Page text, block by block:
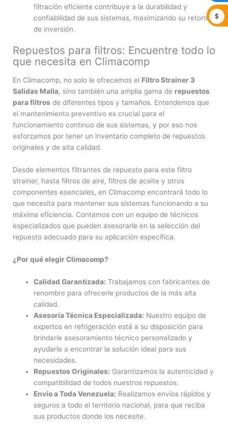
filtración eficiente contribuye a la durabilidad y
confiabilidad de sus sistemas, maximizando su retorno
de inversión.
Repuestos para filtros: Encuentre todo lo
que necesita en Climacomp
En Climacomp, no solo le ofrecemos el Filtro Strainer 3
Salidas Malla, sino también una amplia gama de repuestos
para filtros de diferentes tipos y tamaños. Entendemos que
el mantenimiento preventivo es crucial para el
funcionamiento continuo de sus sistemas, y por eso nos
esforzamos por tener un inventario completo de repuestos
originales y de alta calidad.
Desde elementos filtrantes de repuesto para este filtro
strainer, hasta filtros de aire, filtros de aceite y otros
componentes esenciales, en Climacomp encontrará todo lo
que necesita para mantener sus sistemas funcionando a su
máxima eficiencia. Contamos con un equipo de técnicos
especializados que pueden asesorarle en la selección del
repuesto adecuado para su aplicación específica.
¿Por qué elegir Climacomp?
Calidad Garantizada: Trabajamos con fabricantes de
renombre para ofrecerle productos de la más alta
calidad.
Asesoría Técnica Especializada: Nuestro equipo de
expertos en refrigeración está a su disposición para
brindarle asesoramiento técnico personalizado y
ayudarle a encontrar la solución ideal para sus
necesidades.
Repuestos Originales: Garantizamos la autenticidad y
compatibilidad de todos nuestros repuestos.
Envío a Toda Venezuela: Realizamos envíos rápidos y
seguros a todo el territorio nacional, para que reciba
sus productos donde los necesite.
$